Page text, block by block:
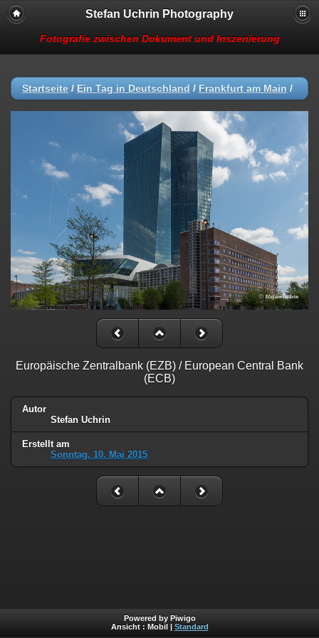
Stefan Uchrin Photography
Fotografie zwischen Dokument und Inszenierung
Startseite / Ein Tag in Deutschland / Frankfurt am Main /
Europäische Zentralbank (EZB) / European Central Bank
(ECB)
Autor
Stefan Uchrin
Erstellt am
Sonntag, 10. Mai 2015
Powered by Piwigo
Ansicht : Mobil Standard